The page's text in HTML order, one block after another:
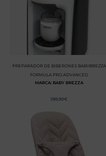
PREPARADOR DE BIBERONES BABYBREZZA
FORMULA PRO ADVANCED
MARCA: BABY BREZZA
289,90 €